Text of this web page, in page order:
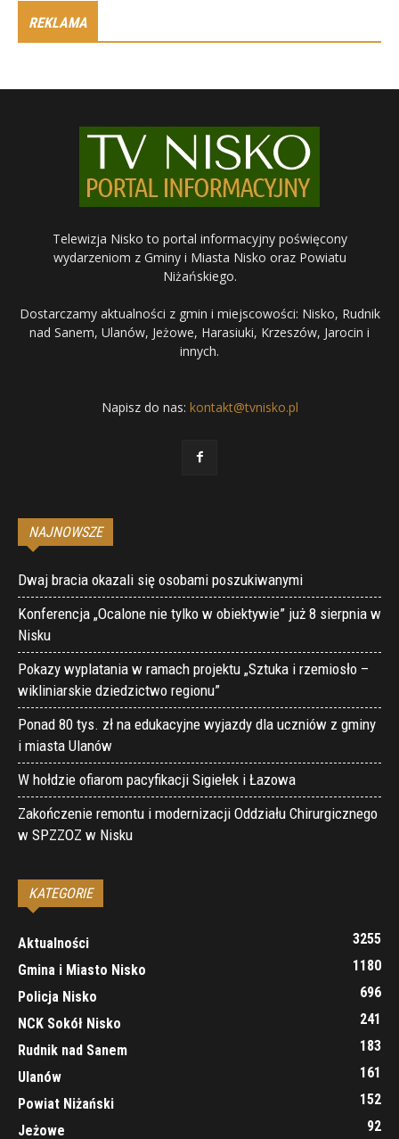
REKLAMA
Telewizja Nisko to portal informacyjny poświęcony
wydarzeniom z Gminy i Miasta Nisko oraz Powiatu
Niżańskiego.
Dostarczamy aktualności z gmin i miejscowości: Nisko, Rudnik
nad Sanem, Ulanów, Jeżowe, Harasiuki, Krzeszów, Jarocin i
innych.
Napisz do nas: kontakt@tvnisko.pl
NAJNOWSZE
Dwaj bracia okazali się osobami poszukiwanymi
Konferencja „Ocalone nie tylko w obiektywie” już 8 sierpnia w
Nisku
Pokazy wyplatania w ramach projektu „Sztuka i rzemiosło –
wikliniarskie dziedzictwo regionu”
Ponad 80 tys. zł na edukacyjne wyjazdy dla uczniów z gminy
i miasta Ulanów
W hołdzie ofiarom pacyfikacji Sigiełek i Łazowa
Zakończenie remontu i modernizacji Oddziału Chirurgicznego
w SPZZOZ w Nisku
KATEGORIE
Aktualności
3255
Gmina i Miasto Nisko
1180
Policja Nisko
696
NCK Sokół Nisko
241
Rudnik nad Sanem
183
Ulanów
161
Powiat Niżański
152
Jeżowe
92